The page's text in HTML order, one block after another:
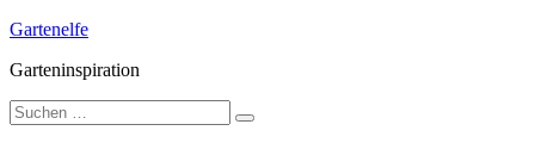
Skip
content
Gartenelfe
Garteninspiration
Suche
nach: